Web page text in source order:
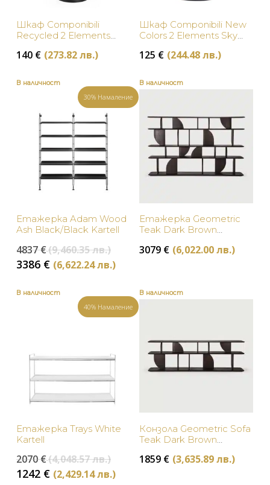
Шкафове и етажерки
Намаление
БРАНД
Ethnicraft
Zuiver
Lago
Dutchbone
Mogg
НАЛИЧНОСТ
В наличност
Изчерпан, с опция за поръчка
ЦВЯТ
Бяло
Жълто
Златно
Кафяво
Лилаво
Синьо
ЦЕНА
Шкаф Componibili
Recycled 2 Elements
140 € (273.82 лв.)
Шкаф Componibili New
Colors 2 Elements Sky
125 € (244.48 лв.)
В наличност
30% Намаление
Етажерка Adam Wood
Ash Black/Black Kartell
4837€(9,460.35 лв.)Original
price
4837 €
(9,460.35
лв.).
3386 € (6,622.24 лв.)Текущата
3386 €
(6,622.24
В наличност
Етажерка Geometric
Teak Dark Brown
3079 € (6,022.00 лв.)
В наличност
40% Намаление
Етажерка Trays White
Kartell
2070€(4,048.57 лв.)Original
price
1242 € (2,429.14 лв.)Текущата
В наличност
Конзола Geometric Sofa
Teak Dark Brown
1859 € (3,635.89 лв.)